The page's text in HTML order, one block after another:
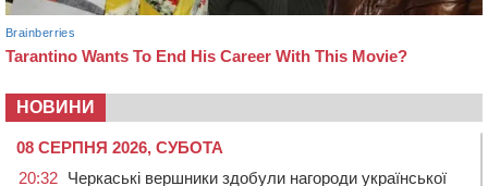
НОВИНИ
08 СЕРПНЯ 2026, СУБОТА
20:32 Черкаські вершники здобули нагороди української